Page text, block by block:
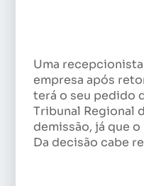
Uma
empresa após
terá o seu pedido
Tribunal Regional
demissão, já que
Da decisão cabe